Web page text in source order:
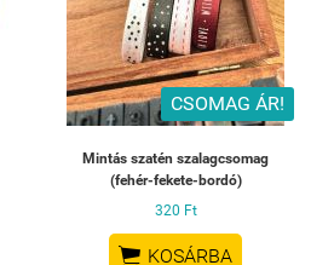
CSOMAG ÁR!
Mintás szatén szalagcsomag
(fehér-fekete-bordó)
320 Ft
 KOSÁRBA